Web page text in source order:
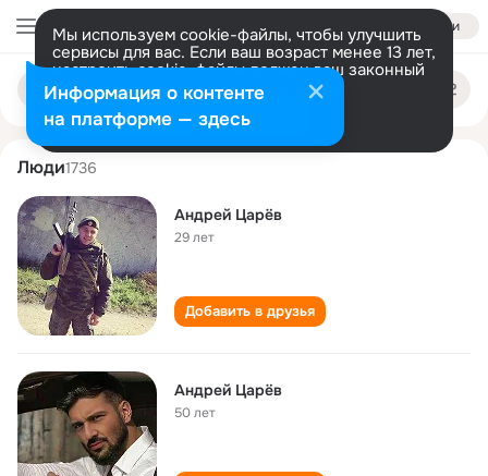
Войти
Мы используем cookie-файлы, чтобы улучшить
сервисы для вас. Если ваш возраст менее 13 лет,
настроить cookie-файлы должен ваш законный
представитель. Больше информации
Разрешить все Настроить
Поиск
людям
andrey tsaryov
Люди1736
Андрей Царëв
29 лет
Добавить в друзья
Андрей Царëв
50 лет
Информация о контенте
на платформе — здесь